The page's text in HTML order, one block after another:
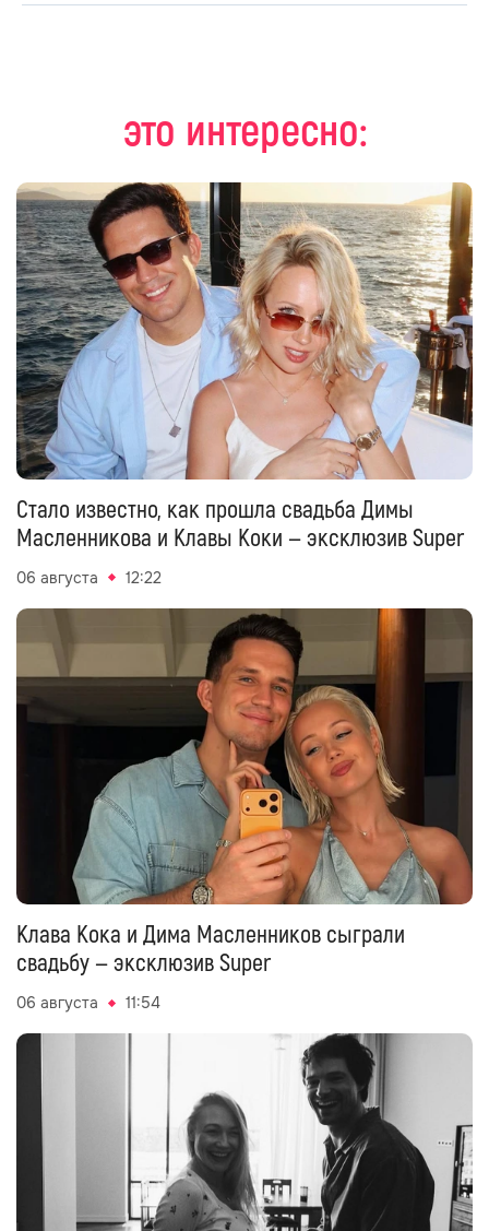
это интересно:
Стало известно, как прошла свадьба Димы
Масленникова и Клавы Коки — эксклюзив Super
06 августа 12:22
Клава Кока и Дима Масленников сыграли
свадьбу — эксклюзив Super
06 августа 11:54